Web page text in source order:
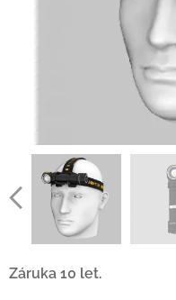
Záruka 10 let.